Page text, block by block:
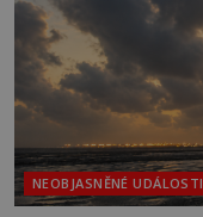
NEOBJASNĚNÉ UDÁLOSTI